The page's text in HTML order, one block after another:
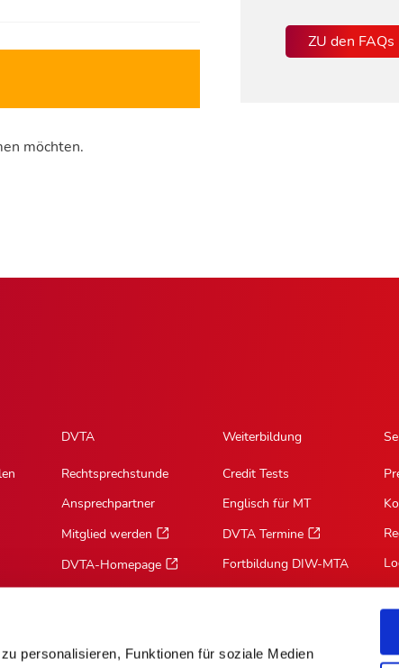
personalisieren, Funktionen für soziale Medien
möchten.
ZU den FAQs
DVTA
Rechtsprechstunde
Ansprechpartner
Mitglied werden
DVTA-Homepage
Weiterbildung
Credit Tests
Englisch für MT
DVTA Termine
Fortbildung DIW-MTA